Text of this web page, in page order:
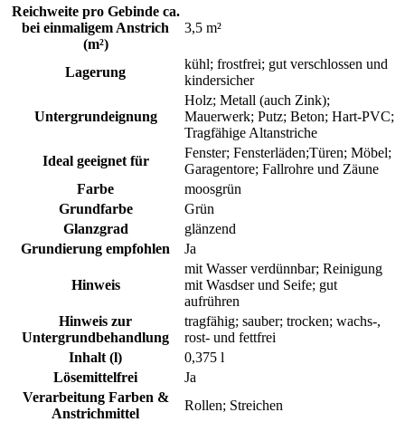
Reichweite pro Gebinde ca.
bei einmaligem Anstrich
(m²)
3,5 m²
Lagerung
kühl; frostfrei; gut verschlossen und
kindersicher
Untergrundeignung
Holz; Metall (auch Zink);
Mauerwerk; Putz; Beton; Hart-PVC;
Tragfähige Altanstriche
Ideal geeignet für
Fenster; Fensterläden;Türen; Möbel;
Garagentore; Fallrohre und Zäune
Farbe
moosgrün
Grundfarbe
Grün
Glanzgrad
glänzend
Grundierung empfohlen
Ja
Hinweis
mit Wasser verdünnbar; Reinigung
mit Wasdser und Seife; gut
aufrühren
Hinweis zur
Untergrundbehandlung
tragfähig; sauber; trocken; wachs-,
rost- und fettfrei
Inhalt (l)
0,375 l
Lösemittelfrei
Ja
Verarbeitung Farben &
Anstrichmittel
Rollen; Streichen